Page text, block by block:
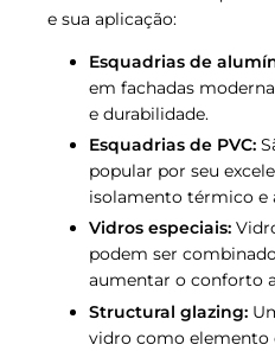
e sua aplicação:
Esquadrias de
em fachadas
e durabilidade.
Esquadrias de PVC:
popular por seu
isolamento térmico e
Vidros especiais:
podem ser
aumentar o conforto
Structural glazing:
vidro como elemento